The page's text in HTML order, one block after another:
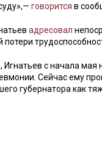
говорится в
адресовал
Игнатьев с начала
Сейчас ему
губернатора как